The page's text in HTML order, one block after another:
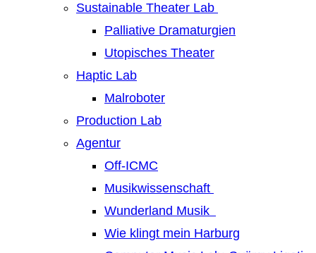
Sustainable Theater Lab
Palliative Dramaturgien
Utopisches Theater
Haptic Lab
Malroboter
Production Lab
Agentur
Off-ICMC
Musikwissenschaft
Wunderland Musik
Wie klingt mein Harburg